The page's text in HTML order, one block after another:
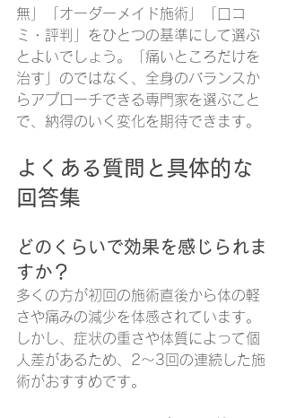
無」「オーダーメイド施術」「口コ
ミ・評判」をひとつの基準にして選ぶ
とよいでしょう。「痛いところだけを
治す」のではなく、全身のバランスか
らアプローチできる専門家を選ぶこと
で、納得のいく変化を期待できます。
よくある質問と具体的な
回答集
どのくらいで効果を感じられま
すか？
多くの方が初回の施術直後から体の軽
さや痛みの減少を体感されています。
しかし、症状の重さや体質によって個
人差があるため、2〜3回の連続した施
術がおすすめです。